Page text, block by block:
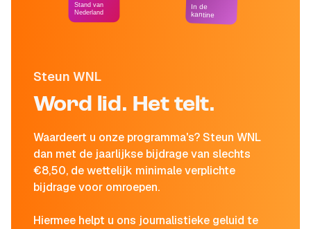
Steun WNL
Word lid. Het telt.
Waardeert u onze programma's? Steun WNL
dan met de jaarlijkse bijdrage van slechts
€8,50, de wettelijk minimale verplichte
bijdrage voor omroepen.
Hiermee helpt u ons journalistieke geluid te
Stand van
Nederland
In de
kantine